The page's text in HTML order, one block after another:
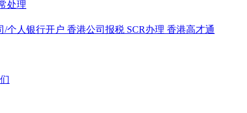
处理
/个人银行开户 香港公司报税 SCR办理 香港高才通